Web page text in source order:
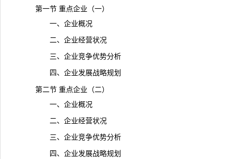
第一节 重点企业（一）
一、企业概况
二、企业经营状况
三、企业竞争优势分析
四、企业发展战略规划
第二节 重点企业（二）
一、企业概况
二、企业经营状况
三、企业竞争优势分析
四、企业发展战略规划